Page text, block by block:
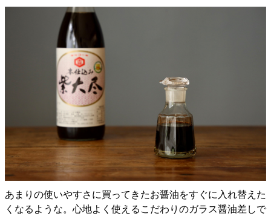
あまりの使いやすさに買ってきたお醤油をすぐに入れ替えた
くなるような。心地よく使えるこだわりのガラス醤油差しで